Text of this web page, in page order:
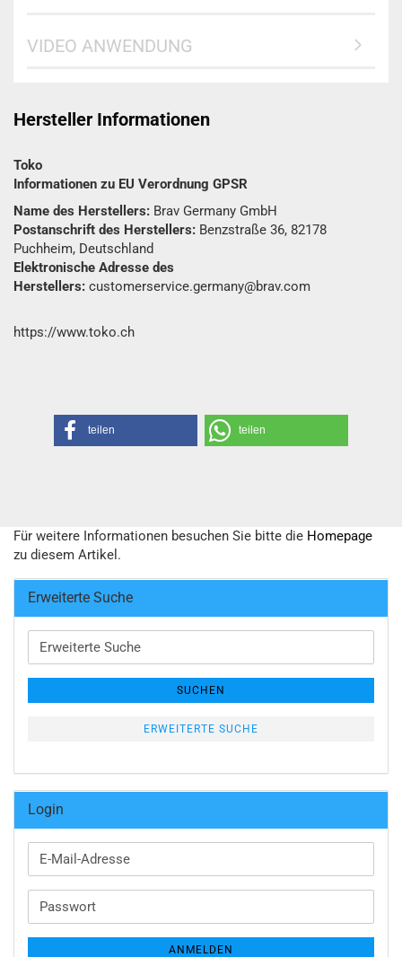
VIDEO ANWENDUNG
Hersteller Informationen
Toko
Informationen zu EU Verordnung GPSR
Name des Herstellers: Brav Germany GmbH
Postanschrift des Herstellers: Benzstraße 36, 82178
Puchheim, Deutschland
Elektronische Adresse des
Herstellers: customerservice.germany@brav.com
https://www.toko.ch
teilen teilen
Für weitere Informationen besuchen Sie bitte die Homepage
zu diesem Artikel.
Erweiterte Suche
Erweiterte
Suche
SUCHEN
ERWEITERTE SUCHE
Login
E-
Mail-
Passwort
ANMELDEN